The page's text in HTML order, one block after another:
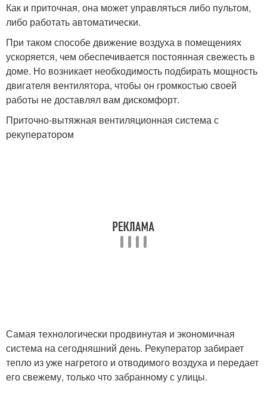
Как и приточная, она может управляться либо пультом,
либо работать автоматически.
При таком способе движение воздуха в помещениях
ускоряется, чем обеспечивается постоянная свежесть в
доме. Но возникает необходимость подбирать мощность
двигателя вентилятора, чтобы он громкостью своей
работы не доставлял вам дискомфорт.
Приточно-вытяжная вентиляционная система с
рекуператором
Самая технологически продвинутая и экономичная
система на сегодняшний день. Рекуператор забирает
тепло из уже нагретого и отводимого воздуха и передает
его свежему, только что забранному с улицы.